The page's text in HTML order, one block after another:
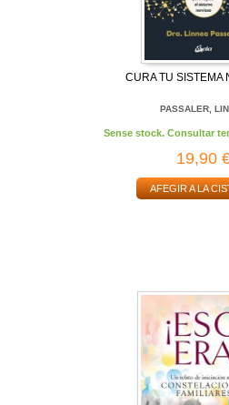
CURA TU SISTEMA
PASSALER,
Sense stock. Consultar
19,90
AFEGIR A LA